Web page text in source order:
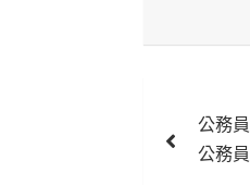
章
公務
公務